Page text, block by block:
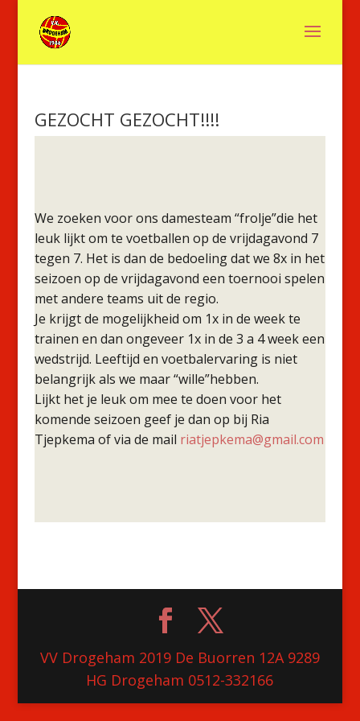
GEZOCHT GEZOCHT!!!!
We zoeken voor ons damesteam “frolje”die het
leuk lijkt om te voetballen op de vrijdagavond 7
tegen 7. Het is dan de bedoeling dat we 8x in het
seizoen op de vrijdagavond een toernooi spelen
met andere teams uit de regio.
Je krijgt de mogelijkheid om 1x in de week te
trainen en dan ongeveer 1x in de 3 a 4 week een
wedstrijd. Leeftijd en voetbalervaring is niet
belangrijk als we maar “wille”hebben.
Lijkt het je leuk om mee te doen voor het
komende seizoen geef je dan op bij Ria
Tjepkema of via de mail riatjepkema@gmail.com
VV Drogeham 2019 De Buorren 12A 9289
HG Drogeham 0512-332166